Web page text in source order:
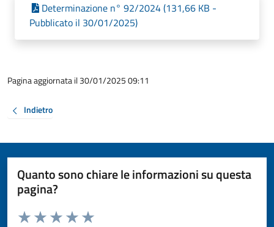
Determinazione n° 92/2024 (131,66 KB -
Pubblicato il 30/01/2025)
Pagina aggiornata il 30/01/2025 09:11
Indietro
Quanto sono chiare le informazioni su questa
pagina?
Valuta da 1 a 5 stelle la pagina